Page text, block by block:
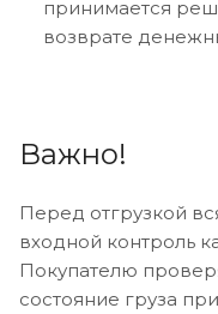
принимается
возврате
Важно!
Перед отгрузкой
входной контроль
Покупателю
состояние груза